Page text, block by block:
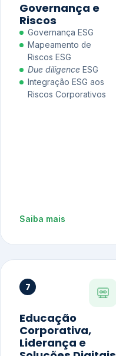
Governança e
Riscos
Governança ESG
Mapeamento de
Riscos ESG
Due diligence ESG
Integração ESG aos
Riscos Corporativos
Saiba mais
7
Educação
Corporativa,
Liderança e